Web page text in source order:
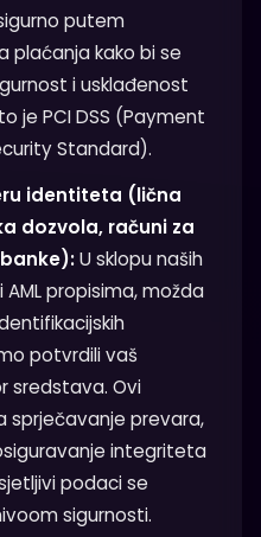
putem
plaćanja kako bi se
i usklađenost
je PCI DSS (Payment
Standard).
identiteta (lična
dozvola, računi za
U sklopu naših
propisima, možda
potvrdili vaš
sredstava. Ovi
sprječavanje prevara,
integriteta
podaci se
sigurnosti.